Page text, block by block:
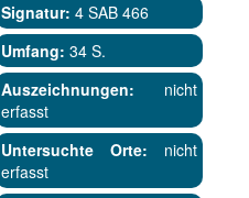
Signatur: 4 SAB 466
Umfang: 34 S.
Auszeichnungen: nicht
erfasst
Untersuchte Orte: nicht
erfasst